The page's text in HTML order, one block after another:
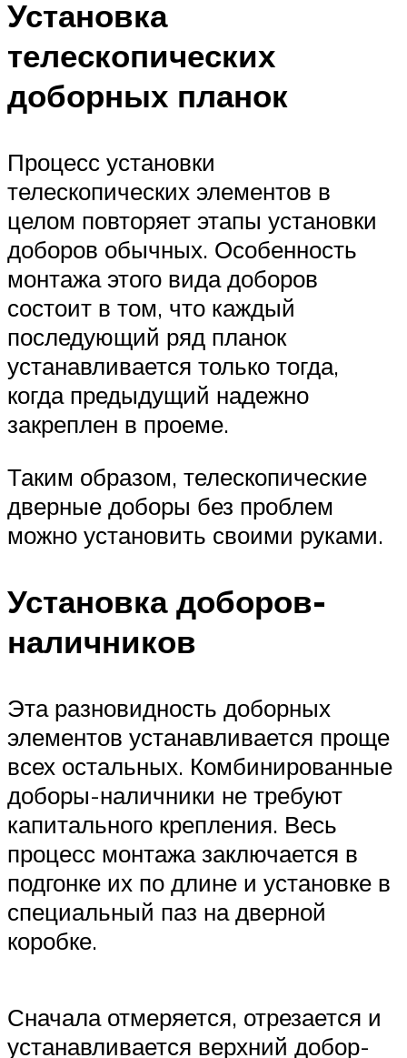
Установка
телескопических
доборных планок
Процесс установки
телескопических элементов в
целом повторяет этапы установки
доборов обычных. Особенность
монтажа этого вида доборов
состоит в том, что каждый
последующий ряд планок
устанавливается только тогда,
когда предыдущий надежно
закреплен в проеме.
Таким образом, телескопические
дверные доборы без проблем
можно установить своими руками.
Установка доборов-
наличников
Эта разновидность доборных
элементов устанавливается проще
всех остальных. Комбинированные
доборы-наличники не требуют
капитального крепления. Весь
процесс монтажа заключается в
подгонке их по длине и установке в
специальный паз на дверной
коробке.
Сначала отмеряется, отрезается и
устанавливается верхний добор-